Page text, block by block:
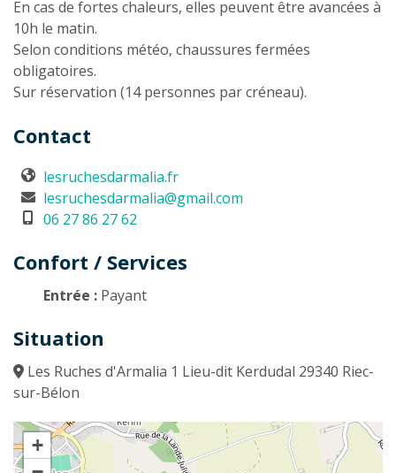
En cas de fortes chaleurs, elles peuvent être avancées à
10h le matin.
Selon conditions météo, chaussures fermées
obligatoires.
Sur réservation (14 personnes par créneau).
Contact
lesruchesdarmalia.fr
lesruchesdarmalia@gmail.com
06 27 86 27 62
Confort / Services
Entrée : Payant
Situation
Les Ruches d'Armalia 1 Lieu-dit Kerdudal 29340 Riec-
sur-Bélon
+